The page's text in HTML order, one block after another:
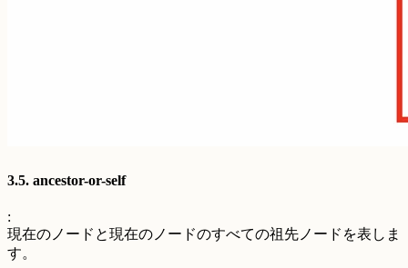
3.5. ancestor-or-self
:
現在のノードと現在のノードのすべての祖先ノードを表しま
す。